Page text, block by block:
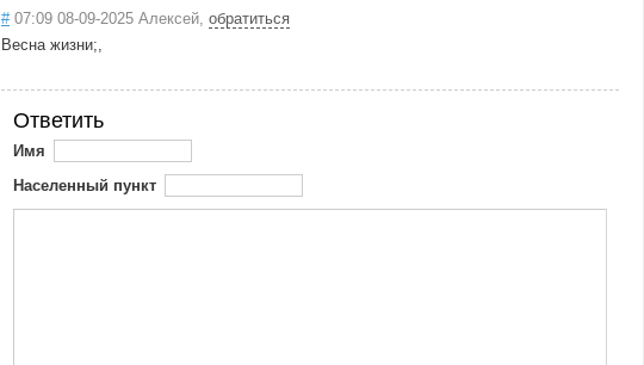
#07:09 08-09-2025 Алексей, обратиться
Весна жизни;,
Ответить
Имя
Населенный пункт